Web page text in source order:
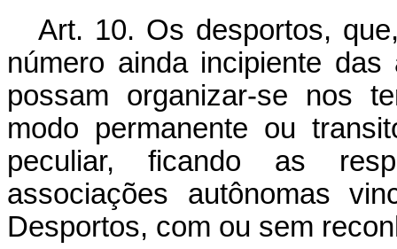
Art. 10. Os desportos,
número ainda incipiente
possam organizar-se nos
modo permanente ou
peculiar, ficando as
associações autônomas
Desportos, com ou sem